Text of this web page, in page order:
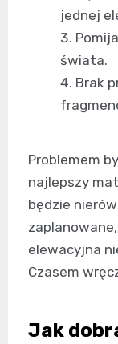
jednej
świata.
Brak
Problemem
najlepszy
będzie
elewacyjna
Czasem
Jak